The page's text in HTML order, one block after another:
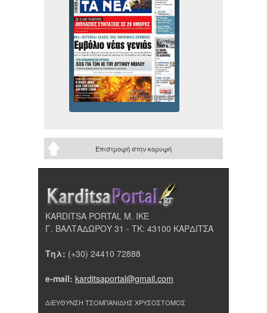
Επιστροφή στην κορυφή
KARDITSA PORTAL Μ. ΙΚΕ
Γ. ΒΑΛΤΑΔΩΡΟΥ 31 - ΤΚ: 43100 ΚΑΡΔΙΤΣΑ
Τηλ: (+30) 24410 72888
e-mail: karditsaportal@gmail.com
ΔΙΕΥΘΥΝΣΗ ΤΣΟΜΠΑΝΙΔΗΣ ΧΡΥΣΟΣΤΟΜΟΣ